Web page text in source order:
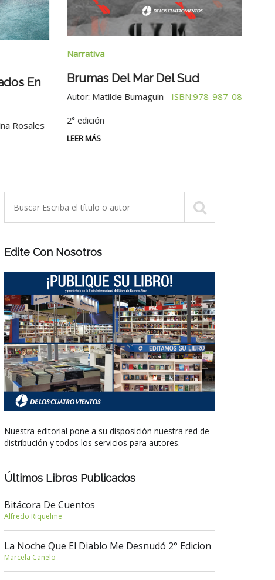
Brumas Del Mar Del Sud
Matilde Bumaguin-ISBN:978-987-08-1935-6
2° edición
Edite Con Nosotros
Nuestra editorial pone a su disposición nuestra red de
distribución y todos los servicios para autores.
Últimos Libros Publicados
Bitácora De Cuentos
Alfredo Riquelme
La Noche Que El Diablo Me Desnudó 2° Edicion
Marcela Canelo